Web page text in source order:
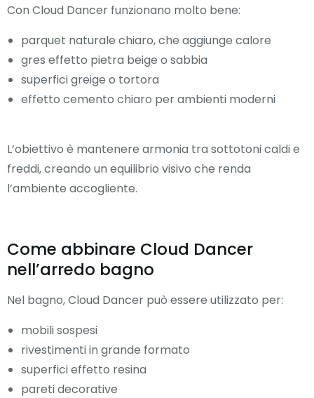
Con Cloud Dancer funzionano molto bene:
parquet naturale chiaro, che aggiunge calore
gres effetto pietra beige o sabbia
superfici greige o tortora
effetto cemento chiaro per ambienti moderni
L’obiettivo è mantenere armonia tra sottotoni caldi e
freddi, creando un equilibrio visivo che renda
l’ambiente accogliente.
Come abbinare Cloud Dancer
nell’arredo bagno
Nel bagno, Cloud Dancer può essere utilizzato per:
mobili sospesi
rivestimenti in grande formato
superfici effetto resina
pareti decorative